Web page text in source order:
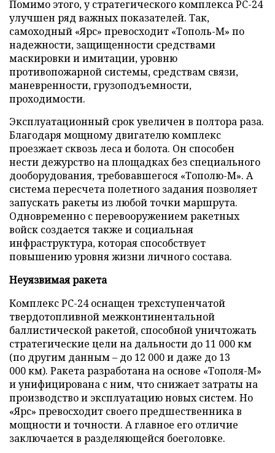
Помимо этого, у стратегического комплекса PC-24
улучшен ряд важных показателей. Так,
самоходный «Ярс» превосходит «Тополь-М» по
надежности, защищенности средствами
маскировки и имитации, уровню
противопожарной системы, средствам связи,
маневренности, грузоподъемности,
проходимости.
Эксплуатационный срок увеличен в полтора раза.
Благодаря мощному двигателю комплекс
проезжает сквозь леса и болота. Он способен
нести дежурство на площадках без специального
дооборудования, требовавшегося «Тополю-М». А
система пересчета полетного задания позволяет
запускать ракеты из любой точки маршрута.
Одновременно с перевооружением ракетных
войск создается также и социальная
инфраструктура, которая способствует
повышению уровня жизни личного состава.
Неуязвимая ракета
Комплекс PC-24 оснащен трехступенчатой
твердотопливной межконтинентальной
баллистической ракетой, способной уничтожать
стратегические цели на дальности до 11 000 км
(по другим данным – до 12 000 и даже до 13
000 км). Ракета разработана на основе «Тополя-М»
и унифицирована с ним, что снижает затраты на
производство и эксплуатацию новых систем. Но
«Ярс» превосходит своего предшественника в
мощности и точности. А главное его отличие
заключается в разделяющейся боеголовке.